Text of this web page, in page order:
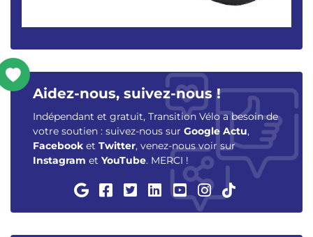
Aidez-nous, suivez-nous !
Indépendant et gratuit, Transition Vélo a besoin de
votre soutien : suivez-nous sur Google Actu,
Facebook et Twitter, venez-nous voir sur
Instagram et YouTube. MERCI !